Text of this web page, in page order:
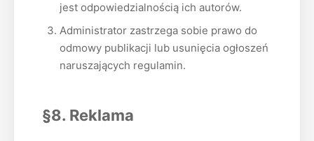
jest odpowiedzialnością ich autorów.
Administrator zastrzega sobie prawo do
odmowy publikacji lub usunięcia ogłoszeń
naruszających regulamin.
§8. Reklama